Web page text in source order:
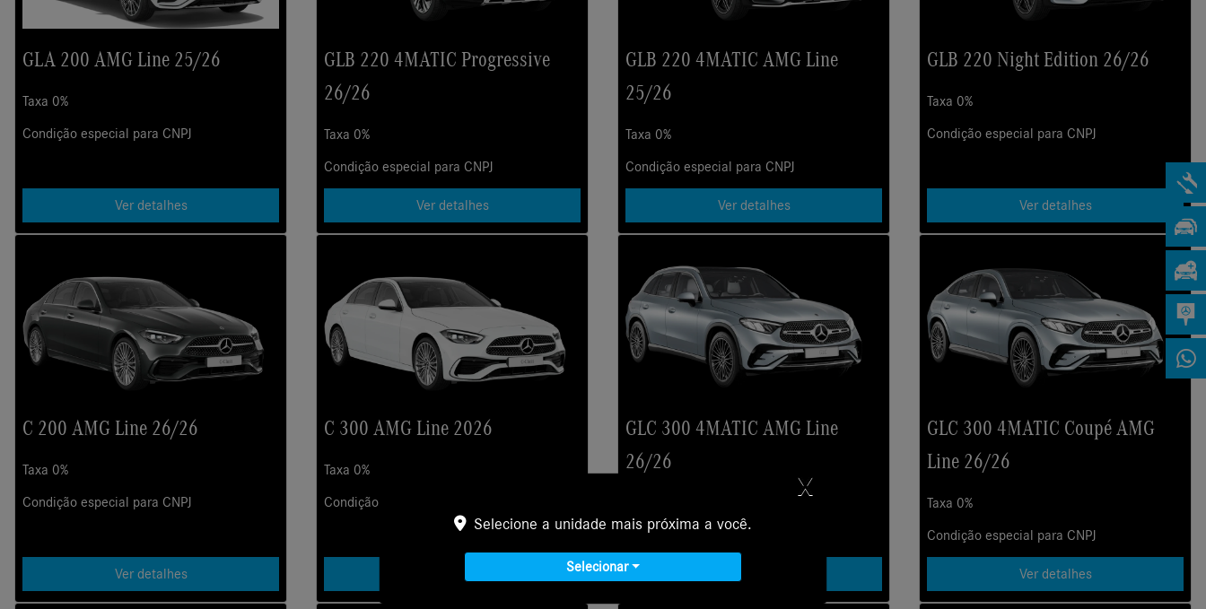
GLA 200 AMG Line 25/26
Taxa 0%
Condição especial para CNPJ
Ver detalhes
GLB 220 4MATIC Progressive
26/26
Taxa 0%
Condição especial para CNPJ
Ver detalhes
GLB 220 4MATIC AMG Line
25/26
Taxa 0%
Condição especial para CNPJ
Ver detalhes
GLB 220 Night Edition 26/26
Taxa 0%
Condição especial para CNPJ
Ver detalhes
C 200 AMG Line 26/26
Taxa 0%
Condição especial para CNPJ
Ver detalhes
C 300 AMG Line 2026
Taxa 0%
Condição especial para CNPJ
GLC 300 4MATIC AMG Line
26/26
Condição especial para CNPJ
GLC 300 4MATIC Coupé AMG
Line 26/26
Taxa 0%
Condição especial para CNPJ
Ver detalhes
X
Selecione a unidade mais próxima a você.
Selecionar